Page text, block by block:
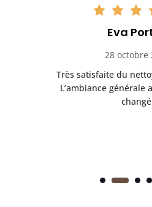
Eva
28 octobre
Très satisfaite du
L’ambiance générale